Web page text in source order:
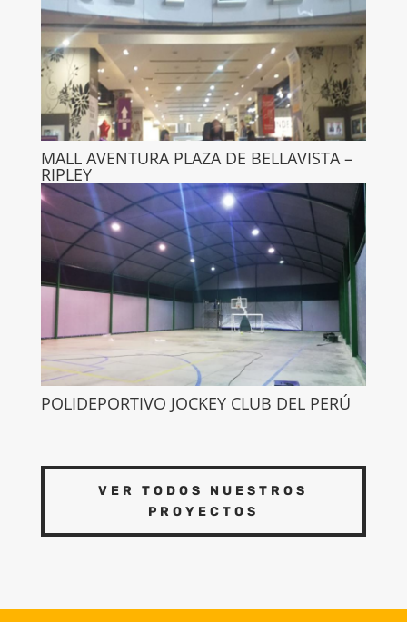
MALL AVENTURA PLAZA DE BELLAVISTA –
RIPLEY
POLIDEPORTIVO JOCKEY CLUB DEL PERÚ
VER TODOS NUESTROS
PROYECTOS